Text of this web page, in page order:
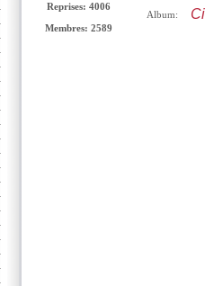
Reprises: 4006
Membres: 2589
Album: